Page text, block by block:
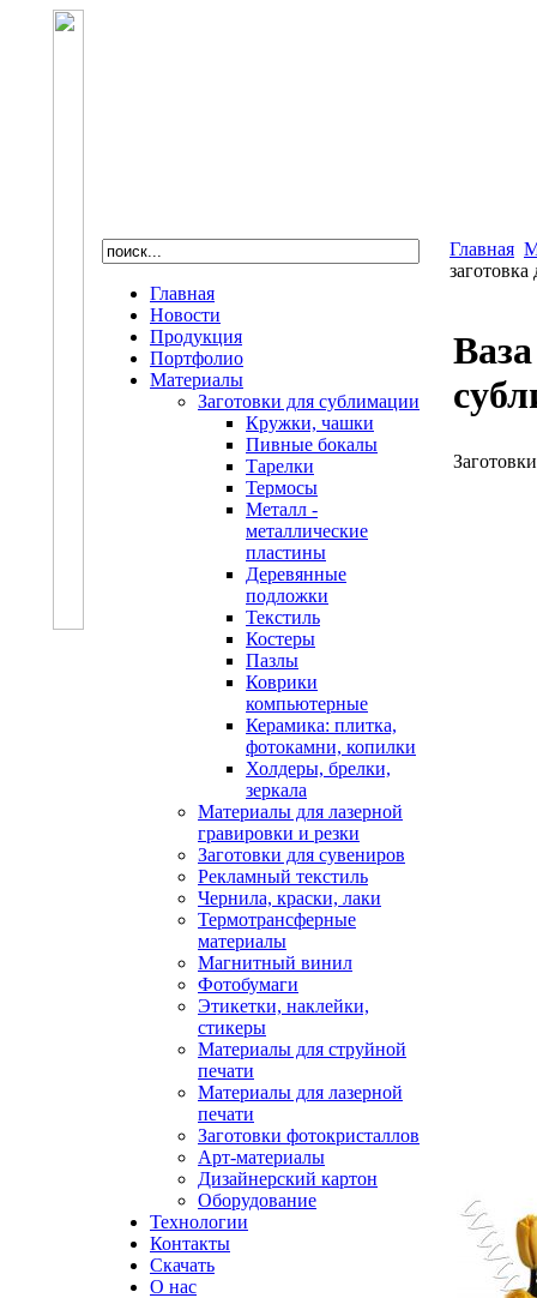
Главная
Новости
Продукция
Портфолио
Материалы
Заготовки для сублимации
Кружки, чашки
Пивные бокалы
Тарелки
Термосы
Металл -
металлические
пластины
Деревянные
подложки
Текстиль
Костеры
Пазлы
Коврики
компьютерные
Керамика: плитка,
фотокамни, копилки
Холдеры, брелки,
зеркала
Материалы для лазерной
гравировки и резки
Заготовки для сувениров
Рекламный текстиль
Чернила, краски, лаки
Термотрансферные
материалы
Магнитный винил
Фотобумаги
Этикетки, наклейки,
стикеры
Материалы для струйной
печати
Материалы для лазерной
печати
Заготовки фотокристаллов
Арт-материалы
Дизайнерский картон
Оборудование
Технологии
Контакты
Скачать
О нас
Главная